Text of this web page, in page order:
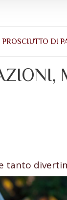
PROSCIUTTO DI
tanto